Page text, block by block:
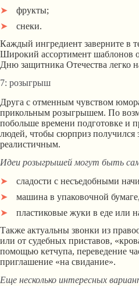
фрукты;
снеки.
Каждый ингредиент заверните в
Широкий ассортимент шаблонов
Дню защитника Отечества легко
7: розыгрыш
Друга с отменным чувством
прикольным розыгрышем. По
побольше времени подготовке и
людей, чтобы сюрприз
реалистичным.
Идеи розыгрышей могут быть
сладости с несъедобными
машина в упаковочной бумаге,
пластиковые жуки в еде или
Также актуальны звонки из
или от судебных приставов,
помощью кетчупа, переведение
приглашение «на свидание».
Еще несколько интересных